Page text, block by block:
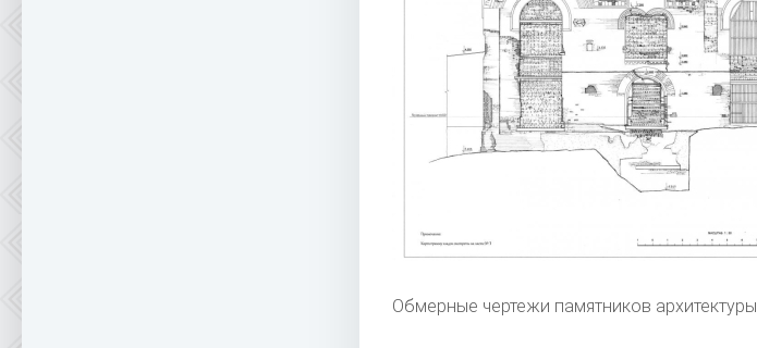
Обмерные чертежи памятников архитектуры